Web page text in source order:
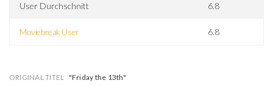
User Durchschnitt 6.8
Moviebreak User 6.8
ORIGINAL TITEL "Friday the 13th"